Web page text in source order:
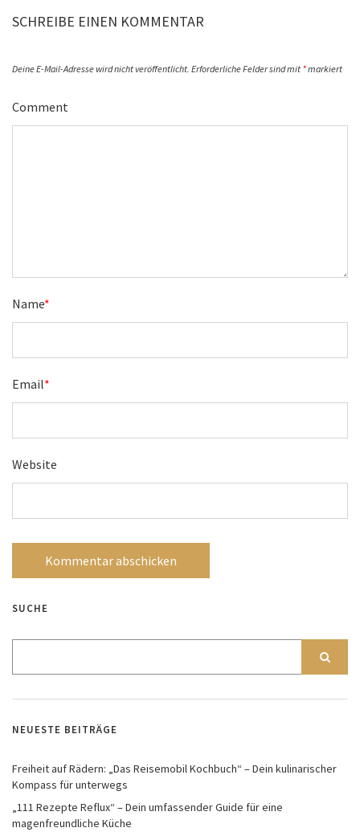
SCHREIBE EINEN KOMMENTAR
Deine E-Mail-Adresse wird nicht veröffentlicht. Erforderliche Felder sind mit *markiert
Comment
Name*
Email*
Website
SUCHE
NEUESTE BEITRÄGE
Freiheit auf Rädern: „Das Reisemobil Kochbuch“ – Dein kulinarischer
Kompass für unterwegs
„111 Rezepte Reflux“ – Dein umfassender Guide für eine
magenfreundliche Küche